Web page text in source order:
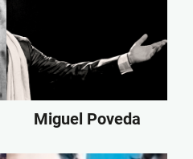
Miguel Poveda